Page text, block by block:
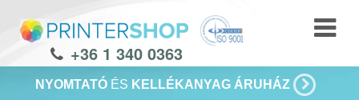
+36 1 340 0363
NYOMTATÓ ÉS KELLÉKANYAG ÁRUHÁZ